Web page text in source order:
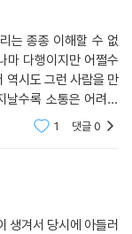
는 종종 이해할 수 없
마 다행이지만 어쩔수
역시도 그런 사람을 만
날수록 소통은 어려워
리학 책도 무수히 읽
1 댓글0
생겨서 당시에 아들러